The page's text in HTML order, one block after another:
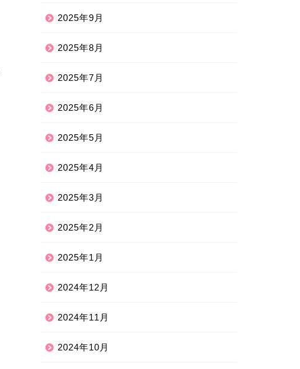
2025年9月
2025年8月
2025年7月
2025年6月
2025年5月
2025年4月
2025年3月
2025年2月
2025年1月
2024年12月
2024年11月
2024年10月